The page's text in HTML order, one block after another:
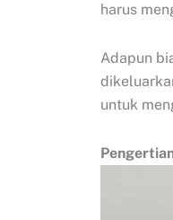
harus
Adapun
untuk